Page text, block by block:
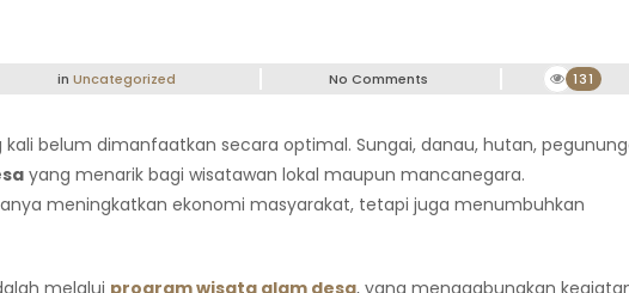
in Uncategorized No Comments 131
belum dimanfaatkan secara optimal. Sungai, danau, hutan,
yang menarik bagi wisatawan lokal maupun mancanegara.
meningkatkan ekonomi masyarakat, tetapi juga menumbuhkan
melalui program wisata alam desa, yang menggabungkan